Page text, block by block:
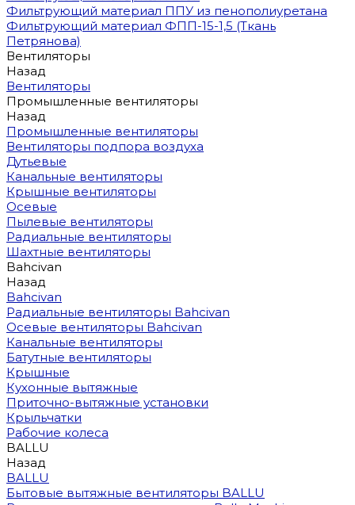
Фильтрующий материал ППУ из пенополиуретана
Фильтрующий материал ФПП-15-1,5 (Ткань
Петрянова)
Вентиляторы
Назад
Вентиляторы
Промышленные вентиляторы
Назад
Промышленные вентиляторы
Вентиляторы подпора воздуха
Дутьевые
Канальные вентиляторы
Крышные вентиляторы
Осевые
Пылевые вентиляторы
Радиальные вентиляторы
Шахтные вентиляторы
Bahcivan
Назад
Bahcivan
Радиальные вентиляторы Bahcivan
Осевые вентиляторы Bahcivan
Канальные вентиляторы
Батутные вентиляторы
Крышные
Кухонные вытяжные
Приточно-вытяжные установки
Крыльчатки
Рабочие колеса
BALLU
Назад
BALLU
Бытовые вытяжные вентиляторы BALLU